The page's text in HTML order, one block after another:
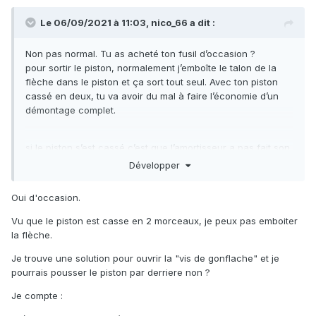
Le 06/09/2021 à 11:03, nico_66 a dit :
Non pas normal. Tu as acheté ton fusil d’occasion ?
pour sortir le piston, normalement j’emboîte le talon de la
flèche dans le piston et ça sort tout seul. Avec ton piston
cassé en deux, tu va avoir du mal à faire l’économie d’un
démontage complet.
si le piston s’est cassé c’est que l’amortisseur a pas fait son
job. Donc y’a moyen qu’il faille le changer également.
l’eau. (Ou encore pire: tir sans la flèche).
Développer
Oui d'occasion.
Vu que le piston est casse en 2 morceaux, je peux pas emboiter
la flèche.
Je trouve une solution pour ouvrir la "vis de gonflache" et je
pourrais pousser le piston par derriere non ?
Je compte :